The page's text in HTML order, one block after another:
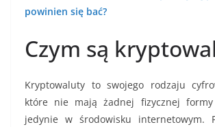
powinien się bać?
Czym są
Kryptowaluty to swojego rodzaju
które nie mają żadnej fizycznej
jedynie w środowisku internetowym.